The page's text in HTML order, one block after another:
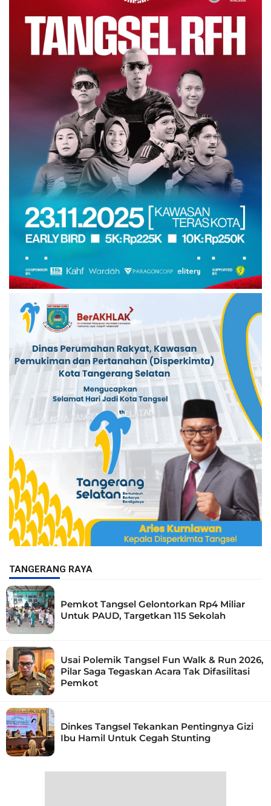
TANGERANG RAYA
Pemkot Tangsel Gelontorkan Rp4 Miliar
Untuk PAUD, Targetkan 115 Sekolah
Usai Polemik Tangsel Fun Walk & Run 2026,
Pilar Saga Tegaskan Acara Tak Difasilitasi
Pemkot
Dinkes Tangsel Tekankan Pentingnya Gizi
Ibu Hamil Untuk Cegah Stunting